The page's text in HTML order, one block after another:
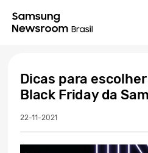
Dicas para
Black Friday da
22-11-2021